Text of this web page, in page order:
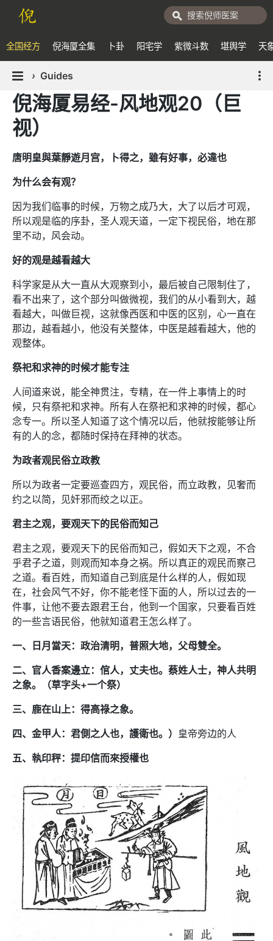
全国经方 倪海厦全集 卜卦 阳宅学 紫微斗数 堪舆学 天
› Guides
倪海厦易经-风地观20（巨
视）
唐明皇與葉靜遊月宫，卜得之，雖有好事，必違也
为什么会有观？
因为我们临事的时候，万物之成乃大，大了以后才可观，
所以观是临的序卦，圣人观天道，一定下视民俗，地在那
里不动，风会动。
好的观是越看越大
科学家是从大一直从大观察到小，最后被自己限制住了，
看不出来了，这个部分叫做微视，我们的从小看到大，越
看越大，叫做巨视，这就像西医和中医的区别，心一直在
那边，越看越小，他没有关整体，中医是越看越大，他的
观整体。
祭祀和求神的时候才能专注
人间道来说，能全神贯注，专精，在一件上事情上的时
候，只有祭祀和求神。所有人在祭祀和求神的时候，都心
念专一。所以圣人知道了这个情况以后，他就按能够让所
有的人的念，都随时保持在拜神的状态。
为政者观民俗立政教
所以为政者一定要巡查四方，观民俗，而立政教，见奢而
约之以简，见奸邪而绞之以正。
君主之观，要观天下的民俗而知己
君主之观，要观天下的民俗而知己，假如天下之观，不合
乎君子之道，则观而知本身之祸。所以真正的观民而察己
之道。看百姓，而知道自己到底是什么样的人，假如现
在，社会风气不好，你不能老怪下面的人，所以过去的一
件事，让他不要去跟君王台，他到一个国家，只要看百姓
的一些言语民俗，他就知道君王怎么样了。
一、日月當天：政治清明，普照大地，父母雙全。
二、官人香案邊立：倌人，丈夫也。蔡姓人士，神人共明
之象。（草字头+一个祭）
三、鹿在山上：得高祿之象。
四、金甲人：君側之人也，護衛也。） 皇帝旁边的人
五、執印秤：提印信而來授權也